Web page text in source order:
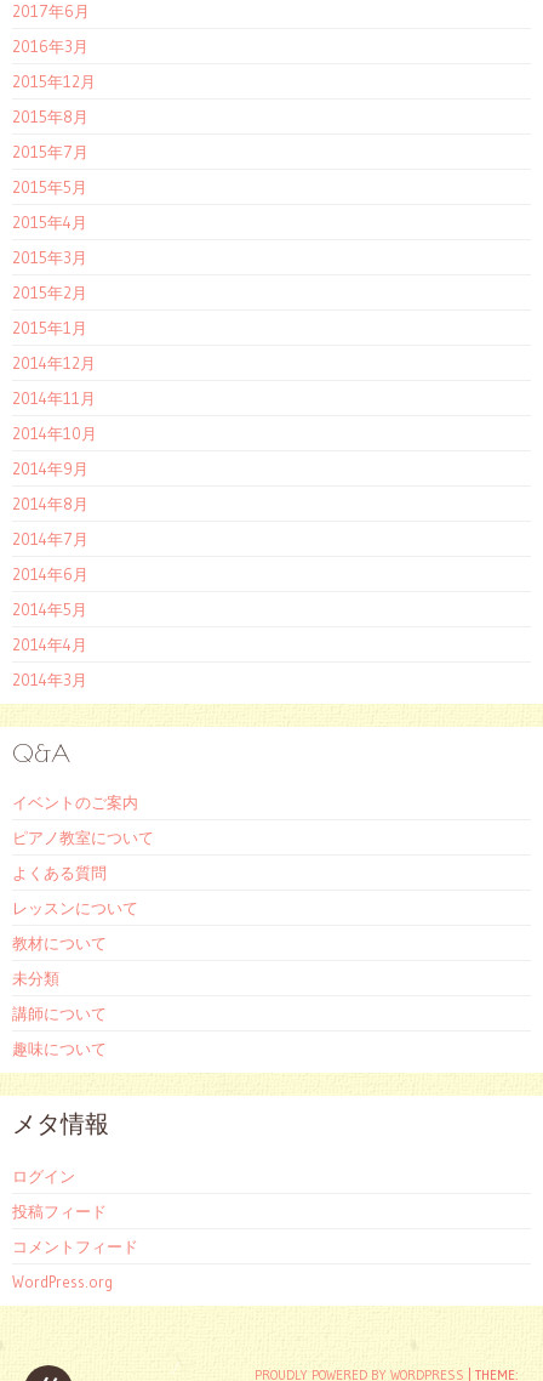
2017年6月
2016年3月
2015年12月
2015年8月
2015年7月
2015年5月
2015年4月
2015年3月
2015年2月
2015年1月
2014年12月
2014年11月
2014年10月
2014年9月
2014年8月
2014年7月
2014年6月
2014年5月
2014年4月
2014年3月
Q&A
イベントのご案内
ピアノ教室について
よくある質問
レッスンについて
教材について
未分類
講師について
趣味について
メタ情報
ログイン
投稿フィード
コメントフィード
WordPress.org
PROUDLY POWERED BY WORDPRESS THEME: